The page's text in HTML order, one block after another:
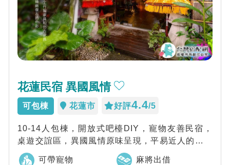
花蓮民宿 異國風情
可包棟 花蓮市 好評4.4/5
10-14人包棟，開放式吧檯DIY，寵物友善民宿，
桌遊交誼區，異國風情原味呈現，平易近人的房價
又不失峇里奢華的完美性，精緻藝術小庭...
可帶寵物 麻將出借